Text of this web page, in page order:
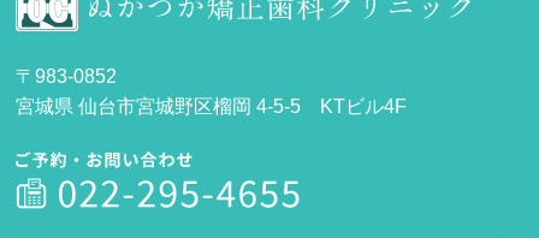
〒983-0852
宮城県 仙台市宮城野区榴岡 4-5-5 KTビル4F